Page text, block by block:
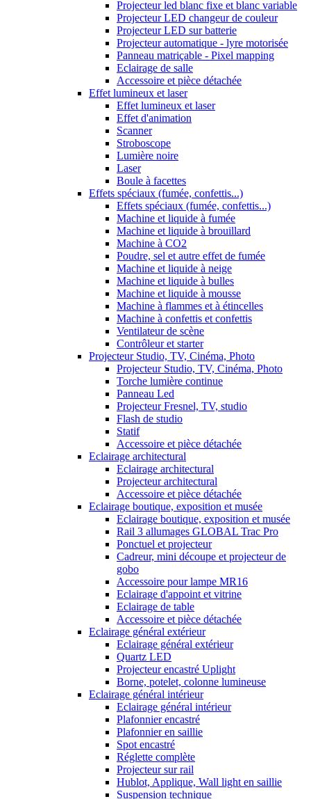
Projecteur led blanc fixe et blanc variable
Projecteur LED changeur de couleur
Projecteur LED sur batterie
Projecteur automatique - lyre motorisée
Panneau matriçable - Pixel mapping
Eclairage de salle
Accessoire et pièce détachée
Effet lumineux et laser
Effet lumineux et laser
Effet d'animation
Scanner
Stroboscope
Lumière noire
Laser
Boule à facettes
Effets spéciaux (fumée, confettis...)
Effets spéciaux (fumée, confettis...)
Machine et liquide à fumée
Machine et liquide à brouillard
Machine à CO2
Poudre, sel et autre effet de fumée
Machine et liquide à neige
Machine et liquide à bulles
Machine et liquide à mousse
Machine à flammes et à étincelles
Machine à confettis et confettis
Ventilateur de scène
Contrôleur et starter
Projecteur Studio, TV, Cinéma, Photo
Projecteur Studio, TV, Cinéma, Photo
Torche lumière continue
Panneau Led
Projecteur Fresnel, TV, studio
Flash de studio
Statif
Accessoire et pièce détachée
Eclairage architectural
Eclairage architectural
Projecteur architectural
Accessoire et pièce détachée
Eclairage boutique, exposition et musée
Eclairage boutique, exposition et musée
Rail 3 allumages GLOBAL Trac Pro
Ponctuel et projecteur
Cadreur, mini découpe et projecteur de
gobo
Accessoire pour lampe MR16
Eclairage d'appoint et vitrine
Eclairage de table
Accessoire et pièce détachée
Eclairage général extérieur
Eclairage général extérieur
Quartz LED
Projecteur encastré Uplight
Borne, potelet, colonne lumineuse
Eclairage général intérieur
Eclairage général intérieur
Plafonnier encastré
Plafonnier en saillie
Spot encastré
Réglette complète
Projecteur sur rail
Hublot, Applique, Wall light en saillie
Suspension technique